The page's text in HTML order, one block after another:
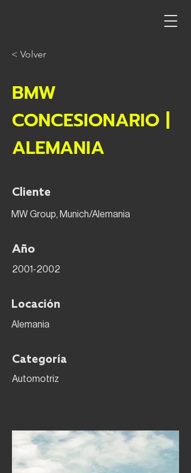
< Volver
BMW
CONCESIONARIO |
ALEMANIA
Cliente
MW Group, Munich/Alemania
Año
2001-2002
Locación
Alemania
Categoría
Automotriz